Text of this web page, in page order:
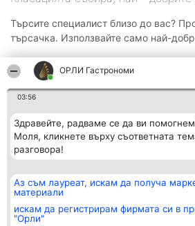
ОРЛИ Гастрономи
03:56
Здравейте, радваме се да ви
Моля, кликнете върху съответната
разговора!
Аз съм лауреат, искам да получа
материали
искам да регистрирам фирмата си в
"Орли"
Търсите специалист близо до вас?
търсачка. Използвайте само най-
Организатор на
класиране
BulevardulAleea Timișul De
Sus Nr. 2, Bl. A30, Sc. A, Et.
Класация
всички